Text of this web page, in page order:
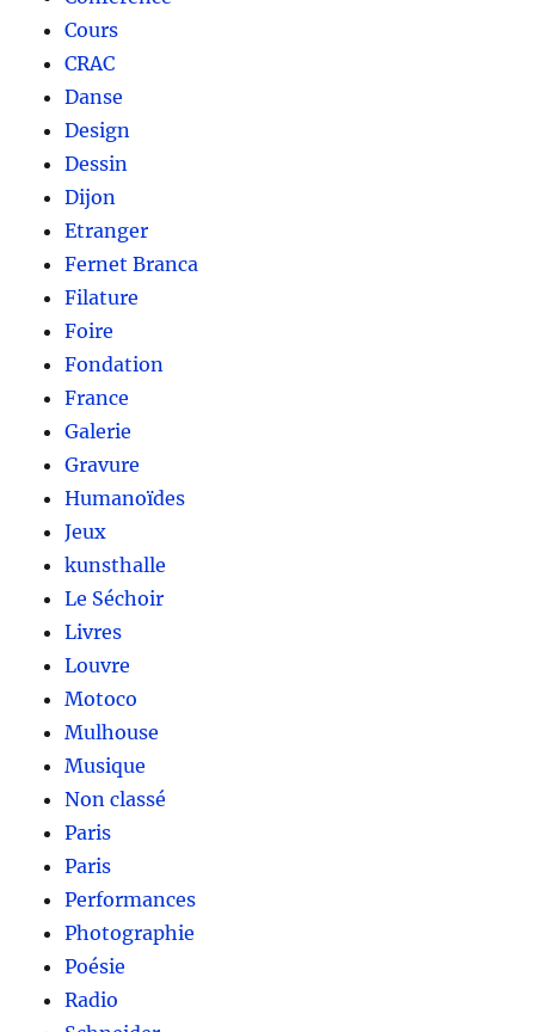
Cours
CRAC
Danse
Design
Dessin
Dijon
Etranger
Fernet Branca
Filature
Foire
Fondation
France
Galerie
Gravure
Humanoïdes
Jeux
kunsthalle
Le Séchoir
Livres
Louvre
Motoco
Mulhouse
Musique
Non classé
Paris
Paris
Performances
Photographie
Poésie
Radio